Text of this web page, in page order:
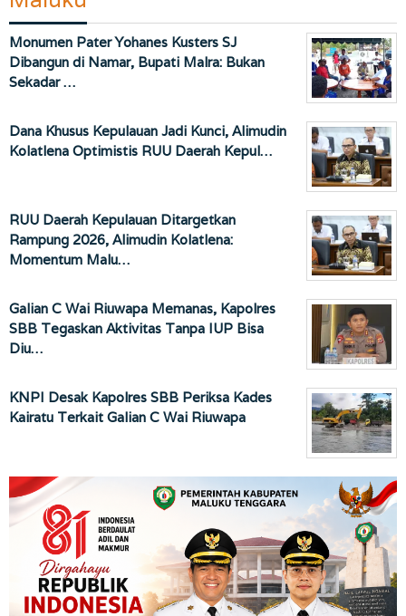
Monumen Pater Yohanes Kusters SJ
Dibangun di Namar, Bupati Malra: Bukan
Sekadar …
Dana Khusus Kepulauan Jadi Kunci, Alimudin
Kolatlena Optimistis RUU Daerah Kepul…
RUU Daerah Kepulauan Ditargetkan
Rampung 2026, Alimudin Kolatlena:
Momentum Malu…
Galian C Wai Riuwapa Memanas, Kapolres
SBB Tegaskan Aktivitas Tanpa IUP Bisa
Diu…
KNPI Desak Kapolres SBB Periksa Kades
Kairatu Terkait Galian C Wai Riuwapa